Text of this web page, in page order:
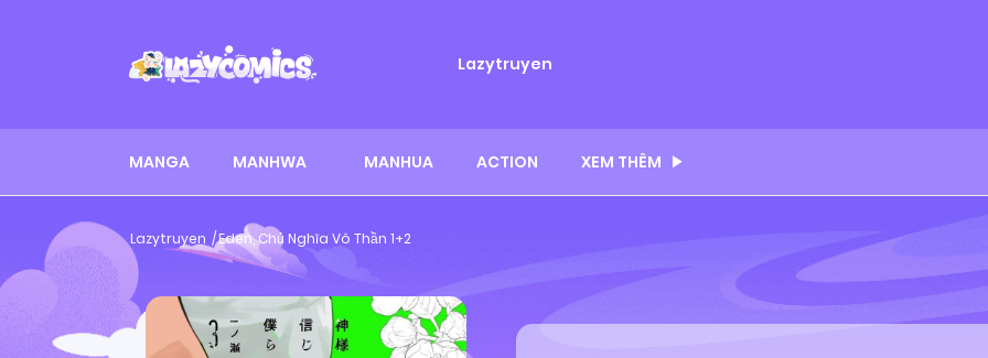
Lazytruyen
MANGA MANHWA MANHUA ACTION XEM THÊM
Lazytruyen Eden, Chủ Nghĩa Vô Thần 1+2